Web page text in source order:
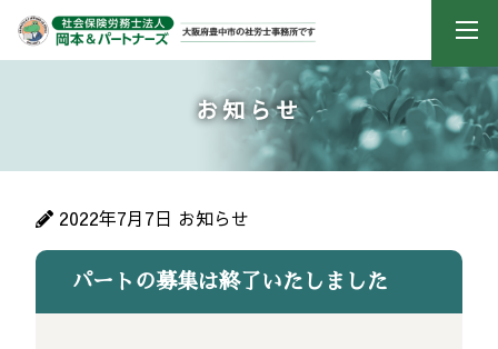
お知らせ
2022年7月7日 お知らせ
パートの募集は終了いたしました